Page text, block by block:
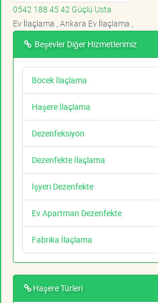
0542 188 45 42 Güçlü Usta
Ev İlaçlama , Ankara Ev İlaçlama ,
Beşevler Diğer Hizmetlerimiz
Böcek İlaçlama
Haşere İlaçlama
Dezenfeksiyon
Dezenfekte İlaçlama
İşyeri Dezenfekte
Ev Apartman Dezenfekte
Fabrika İlaçlama
Haşere Türleri